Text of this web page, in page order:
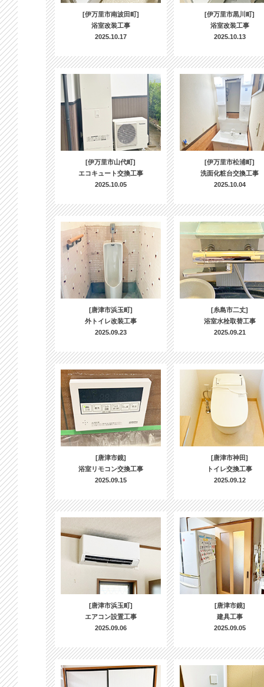
[伊万里市南波田町]
浴室改装工事
2025.10.17
[伊万里市黒川町]
浴室改装工事
2025.10.13
[伊万里市山代町]
エコキュート交換工事
2025.10.05
[伊万里市松浦町]
洗面化粧台交換工事
2025.10.04
[唐津市浜玉町]
外トイレ改装工事
2025.09.23
[糸島市二丈]
浴室水栓取替工事
2025.09.21
[唐津市鏡]
浴室リモコン交換工事
2025.09.15
[唐津市神田]
トイレ交換工事
2025.09.12
[唐津市浜玉町]
エアコン設置工事
2025.09.06
[唐津市鏡]
建具工事
2025.09.05